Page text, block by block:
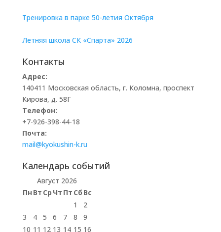
Тренировка в парке 50-летия Октября
Летняя школа СК «Спарта» 2026
Контакты
Адрес:
140411 Московская область, г. Коломна, проспект
Кирова, д. 58Г
Телефон:
+7-926-398-44-18
Почта:
mail@kyokushin-k.ru
Календарь событий
Август 2026
Пн Вт Ср Чт Пт Сб Вс
1
2
3
4 5 6 7 8
9
10 11 12 13 14 15 16